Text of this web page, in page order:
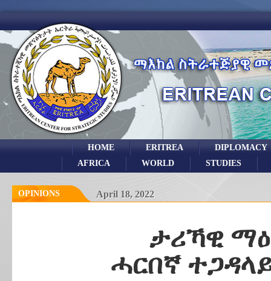
DIPLOMACY
ERITREA
HOME
STUDIES
WORLD
AFRICA
OPINIONS April 18, 2022
ታሪኻዊ
ሓርበኛ